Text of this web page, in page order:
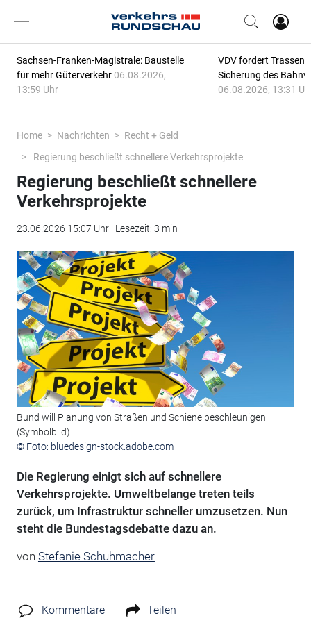
Sachsen-Franken-Magistrale: Baustelle
für mehr Güterverkehr 06.08.2026,
13:59 Uhr
VDV fordert
Sicherung des
06.08.2026, 13:31
Home Nachrichten
Recht + Geld
Regierung beschließt schnellere Verkehrsprojekte
Regierung beschließt schnellere
Verkehrsprojekte
23.06.2026 15:07 Uhr | Lesezeit: 3 min
Bund will Planung von Straßen und Schiene beschleunigen
(Symbolbild)
© Foto: bluedesign-stock.adobe.com
Die Regierung einigt sich auf schnellere
Verkehrsprojekte. Umweltbelange treten teils
zurück, um Infrastruktur schneller umzusetzen. Nun
steht die Bundestagsdebatte dazu an.
von Stefanie Schuhmacher
Kommentare Teilen